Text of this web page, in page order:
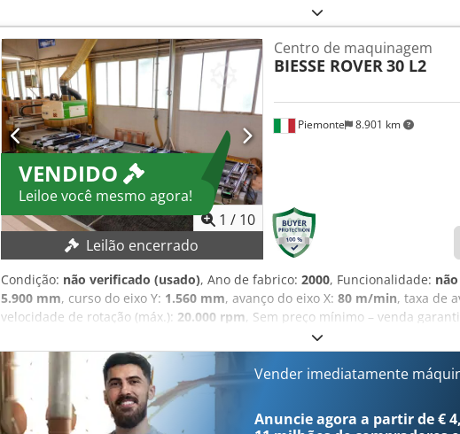
VENDIDO
Leiloe você mesmo agora!
1 / 10
Leilão encerrado
Piemonte 8.901 km
Centro de maquinagem
BIESSE ROVER30 L2
Condição: não verificado (usado), Ano de fabrico: 2000, Funcionalidade:
5.900 mm, curso do eixo Y: 1.560 mm, avanço do eixo X: 80 m/min, taxa de
velocidade de rotação (máx.): 20.000 rpm, Sem preço mínimo – venda
TÉCNICOS Dcedpfx Ageyxm Swofek Área de trabalho do eixo X: 5.900 mm
mm Velocidade de translação do eixo X: 80 m/min Velocidade de translação
Velocidade de translação do eixo Z: 25 m/min Fusos de furação Fusos para
furação horizontal no sentido X: 6 Fusos para furação horizontal no sentido
verticais e horizontais: 28 Fusos de fresagem Número de eixos controlados:
Velocidade: 20.000 rpm Magazine de ferramentas Número de posições: 10
Vender imediatamente
Anuncie agora a partir de €